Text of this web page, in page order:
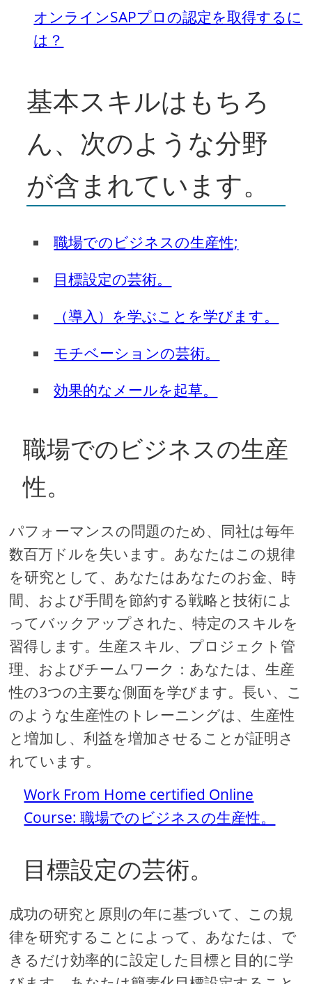
オンラインSAPプロの認定を取得するに
は？
基本スキルはもちろ
ん、次のような分野
が含まれています。
職場でのビジネスの生産性;
目標設定の芸術。
（導入）を学ぶことを学びます。
モチベーションの芸術。
効果的なメールを起草。
職場でのビジネスの生産
性。
パフォーマンスの問題のため、同社は毎年
数百万ドルを失います。あなたはこの規律
を研究として、あなたはあなたのお金、時
間、および手間を節約する戦略と技術によ
ってバックアップされた、特定のスキルを
習得します。生産スキル、プロジェクト管
理、およびチームワーク：あなたは、生産
性の3つの主要な側面を学びます。長い、こ
のような生産性のトレーニングは、生産性
と増加し、利益を増加させることが証明さ
れています。
Work From Home certified Online
Course: 職場でのビジネスの生産性。
目標設定の芸術。
成功の研究と原則の年に基づいて、この規
律を研究することによって、あなたは、で
きるだけ効率的に設定した目標と目的に学